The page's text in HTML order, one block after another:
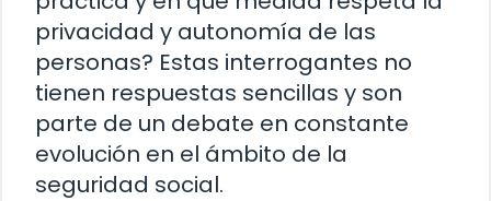
privacidad y autonomía de las
personas? Estas interrogantes no
tienen respuestas sencillas y son
parte de un debate en constante
evolución en el ámbito de la
seguridad social.